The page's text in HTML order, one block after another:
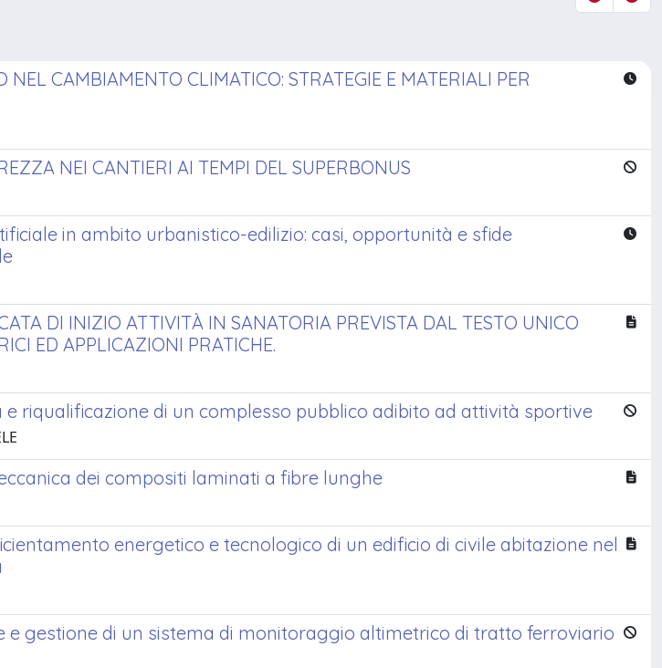
NEL CAMBIAMENTO CLIMATICO: STRATEGIE E MATERIALI PER
NEI CANTIERI AI TEMPI DEL SUPERBONUS
in ambito urbanistico-edilizio: casi, opportunità e sfide
DI INIZIO ATTIVITÀ IN SANATORIA PREVISTA DAL TESTO UNICO
ED APPLICAZIONI PRATICHE.
riqualificazione di un complesso pubblico adibito ad attività sportive
dei compositi laminati a fibre lunghe
energetico e tecnologico di un edificio di civile abitazione nel
e gestione di un sistema di monitoraggio altimetrico di tratto ferroviario